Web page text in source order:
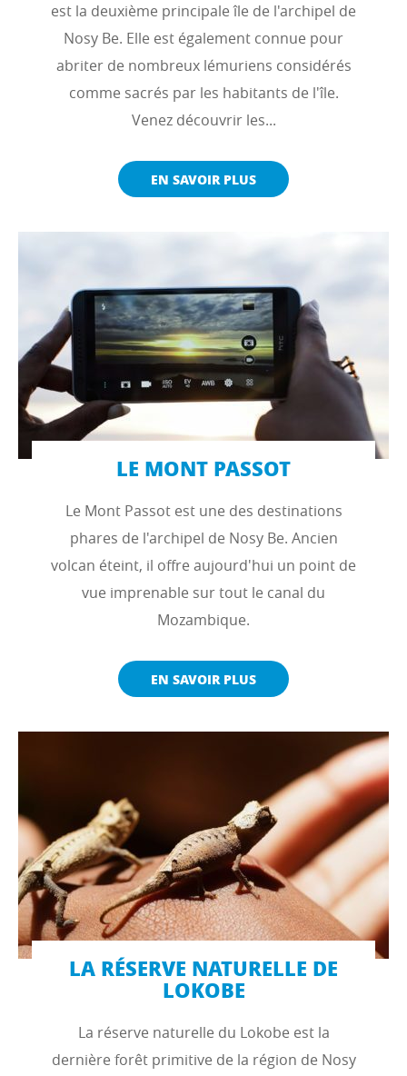
est la deuxième principale île de l'archipel de
Nosy Be. Elle est également connue pour
abriter de nombreux lémuriens considérés
comme sacrés par les habitants de l'île.
Venez découvrir les...
EN SAVOIR PLUS
LE MONT PASSOT
Le Mont Passot est une des destinations
phares de l'archipel de Nosy Be. Ancien
volcan éteint, il offre aujourd'hui un point de
vue imprenable sur tout le canal du
Mozambique.
EN SAVOIR PLUS
LA RÉSERVE NATURELLE DE
LOKOBE
La réserve naturelle du Lokobe est la
dernière forêt primitive de la région de Nosy